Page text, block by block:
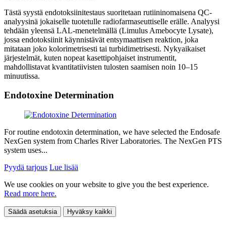
Tästä syystä endotoksiinitestaus suoritetaan rutiininomaisena QC-
analyysinä jokaiselle tuotetulle radiofarmaseuttiselle erälle. Analyysi
tehdään yleensä LAL-menetelmällä (Limulus Amebocyte Lysate),
jossa endotoksiinit käynnistävät entsymaattisen reaktion, joka
mitataan joko kolorimetrisesti tai turbidimetrisesti. Nykyaikaiset
järjestelmät, kuten nopeat kasettipohjaiset instrumentit,
mahdollistavat kvantitatiivisten tulosten saamisen noin 10–15
minuutissa.
Endotoxine Determination
For routine endotoxin determination, we have selected the Endosafe
NexGen system from Charles River Laboratories. The NexGen PTS
system uses...
Pyydä tarjous Lue lisää
We use cookies on your website to give you the best experience.
Read more here.
Säädä asetuksia Hyväksy kaikki